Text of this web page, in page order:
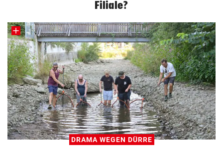
Filiale?
DRAMA WEGEN DÜRRE